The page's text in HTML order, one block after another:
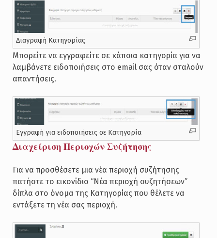
Διαγραφή Κατηγορίας
Μπορείτε να εγγραφείτε σε κάποια κατηγορία για να
λαμβάνετε ειδοποιήσεις στο email σας όταν σταλούν
απαντήσεις.
Εγγραφή για ειδοποιήσεις σε Κατηγορία
Διαχείριση Περιοχών Συζήτησης
Για να προσθέσετε μια νέα περιοχή συζήτησης
πατήστε το εικονίδιο “Νέα περιοχή συζητήσεων”
δίπλα στο όνομα της Κατηγορίας που θέλετε να
εντάξετε τη νέα σας περιοχή.